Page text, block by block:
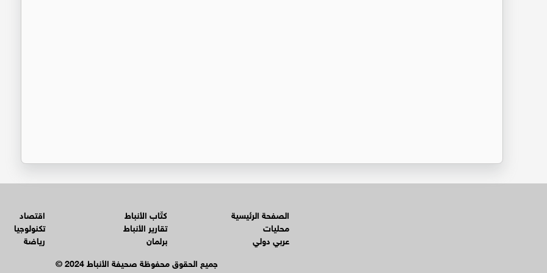
الصفحة الرئيسية
محليات
عربي دولي
كتّاب الأنباط
تقارير الأنباط
برلمان
اقتصاد
تكنولوجيا
رياضة
© جميع الحقوق محفوظة صحيفة الأنباط 2024